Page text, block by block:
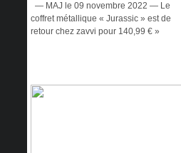
— MAJ le 09 novembre 2022 — Le
coffret métallique « Jurassic » est de
retour chez zavvi pour 140,99 € »